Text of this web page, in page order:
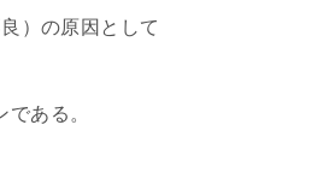
）の原因として
ある。